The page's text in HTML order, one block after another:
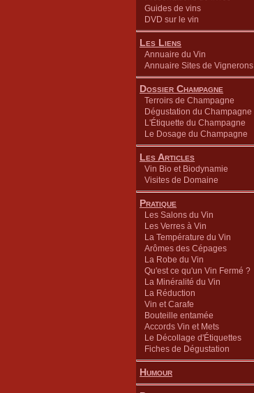
Guides de vins
DVD sur le vin
Les Liens
Annuaire du Vin
Annuaire Sites de Vignerons
Dossier Champagne
Terroirs de Champagne
Dégustation du Champagne
L'Étiquette du Champagne
Le Dosage du Champagne
Les Articles
Vin Bio et Biodynamie
Visites de Domaine
Pratique
Les Salons du Vin
Les Verres à Vin
La Température du Vin
Arômes des Cépages
La Robe du Vin
Qu'est ce qu'un Vin Fermé ?
La Minéralité du Vin
La Réduction
Vin et Carafe
Bouteille entamée
Accords Vin et Mets
Le Décollage d'Étiquettes
Fiches de Dégustation
Humour